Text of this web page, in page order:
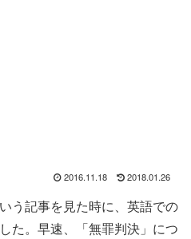
2016.11.18 2018.01.26
う記事を見た時に、英語での
た。早速、「無罪判決」につ